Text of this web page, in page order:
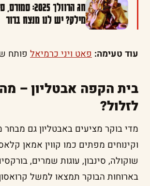
חג הרוזלך
מילק? יש לנו מנצח ברור
עוד טעימה: פאט ויני כרמיאל פותח
בית הקפה אבטליון –
לזלול?
מדי בוקר מציעים באבטליון גם
וקינוחים מפתים כמו קווין אמאן
שוקולה, סינבון, עוגות שמרים,
בארוחות הבוקר תמצאו למשל